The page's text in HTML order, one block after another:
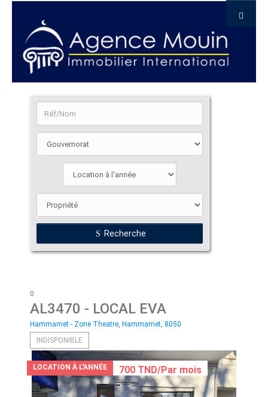
Recherche
0
AL3470 - LOCAL EVA
Hammamet - Zone Theatre, Hammamet, 8050
INDISPONIBLE
LOCATION À L'ANNÉE 700 TND/Par mois